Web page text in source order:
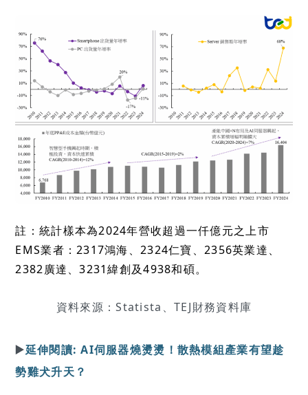
註：統計樣本為2024年營收超過一仟億元之上市
EMS業者：2317鴻海、2324仁寶、2356英業達、
2382廣達、3231緯創及4938和碩。
資料來源：Statista、TEJ財務資料庫
▶️延伸閱讀: AI伺服器燒燙燙！散熱模組產業有望趁
勢雞犬升天？